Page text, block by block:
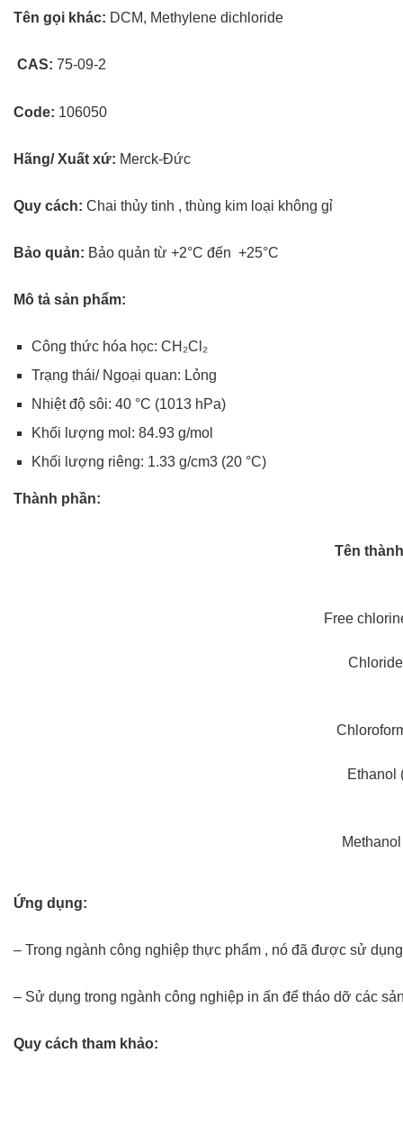
Tên gọi khác: DCM, Methylene dichloride
CAS: 75-09-2
Code: 106050
Hãng/ Xuất xứ: Merck-Đức
Quy cách: Chai thủy tinh , thùng kim loại không gỉ
Bảo quản: Bảo quản từ +2°C đến +25°C
Mô tả sản phẩm:
Công thức hóa học: CH₂Cl₂
Trạng thái/ Ngoại quan: Lỏng
Nhiệt độ sôi: 40 °C (1013 hPa)
Khối lượng mol: 84.93 g/mol
Khối lượng riêng: 1.33 g/cm3 (20 °C)
Thành phần:
Tên
Free
Ethanol
Ứng dụng:
– Trong ngành công nghiệp thực phẩm , nó đã được sử
– Sử dụng trong ngành công nghiệp in ấn để tháo dỡ các
Quy cách tham khảo: